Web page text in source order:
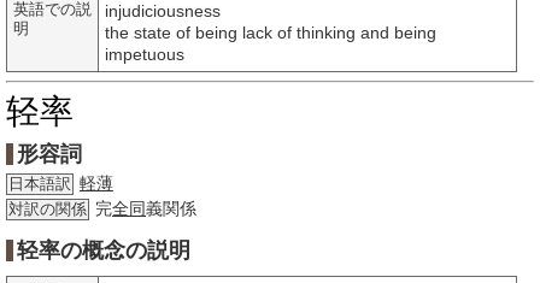
英語での説
明
injudiciousness
the state of being lack of thinking and being
impetuous
轻率
形容詞
日本語訳 軽薄
対訳の関係 完全同義関係
轻率の概念の説明